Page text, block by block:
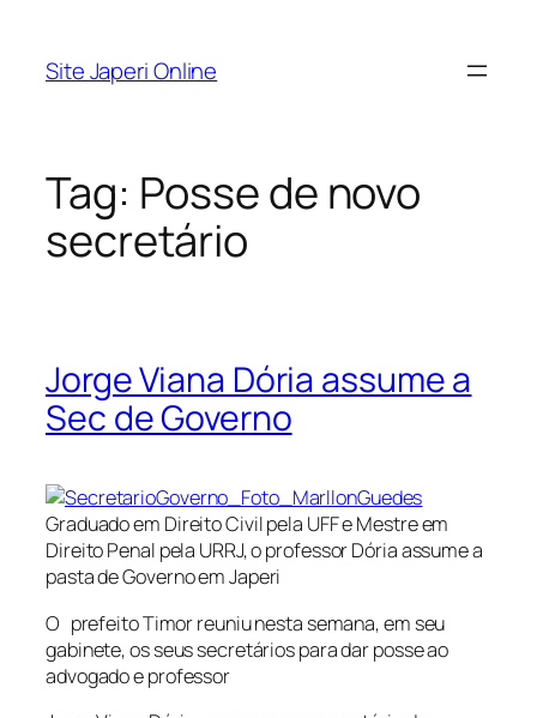
Site Japeri Online
Tag: Posse de novo
secretário
Jorge Viana Dória assume a
Sec de Governo
Graduado em Direito Civil pela UFF e Mestre em
Direito Penal pela URRJ, o professor Dória assume a
pasta de Governo em Japeri
O prefeito Timor reuniu nesta semana, em seu
gabinete, os seus secretários para dar posse ao
advogado e professor